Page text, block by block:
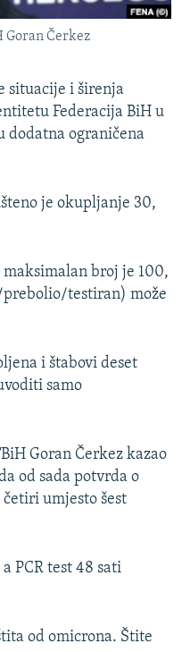
Goran Čerkez
situacije i širenja
Federacija BiH u
dodatna ograničena
je okupljanje 30,
broj je 100,
testiran) može
i štabovi deset
samo
Goran Čerkez kazao
od sada potvrda o
umjesto šest
PCR test 48 sati
od omicrona. Štite